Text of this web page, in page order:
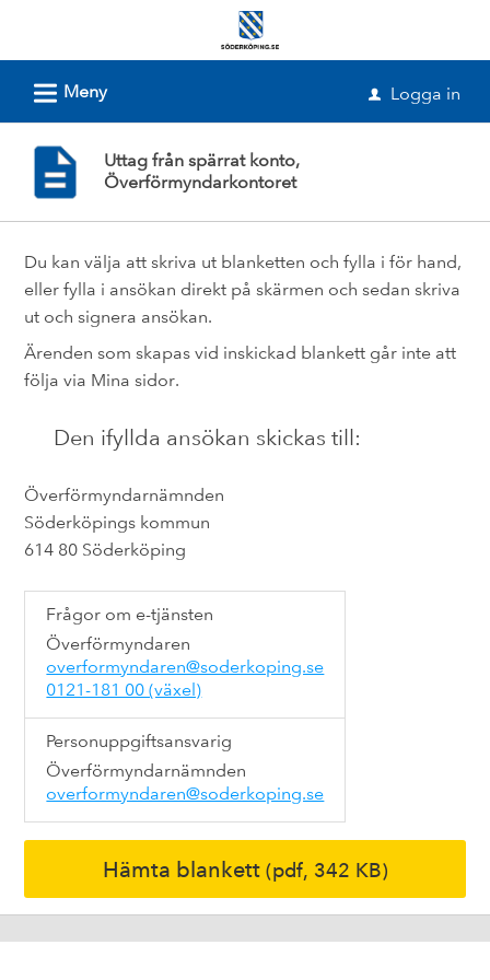
Söderköpings
L Meny u Logga in
Uttag från spärrat konto,
Överförmyndarkontoret
Du kan välja att skriva ut blanketten och fylla i för hand,
eller fylla i ansökan direkt på skärmen och sedan skriva
ut och signera ansökan.
Ärenden som skapas vid inskickad blankett går inte att
följa via Mina sidor.
Den ifyllda ansökan skickas till:
Överförmyndarnämnden
Söderköpings kommun
614 80 Söderköping
Frågor om e-tjänsten
Överförmyndaren
overformyndaren@soderkoping.se
0121-181 00 (växel)
Personuppgiftsansvarig
Överförmyndarnämnden
overformyndaren@soderkoping.se
Hämta blankett(pdf, 342 KB)